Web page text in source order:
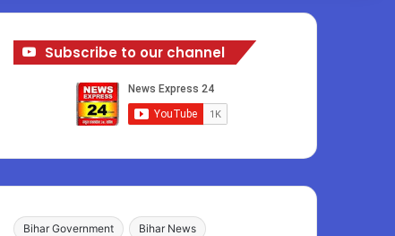
Subscribe to our channel
Bihar Government Bihar News